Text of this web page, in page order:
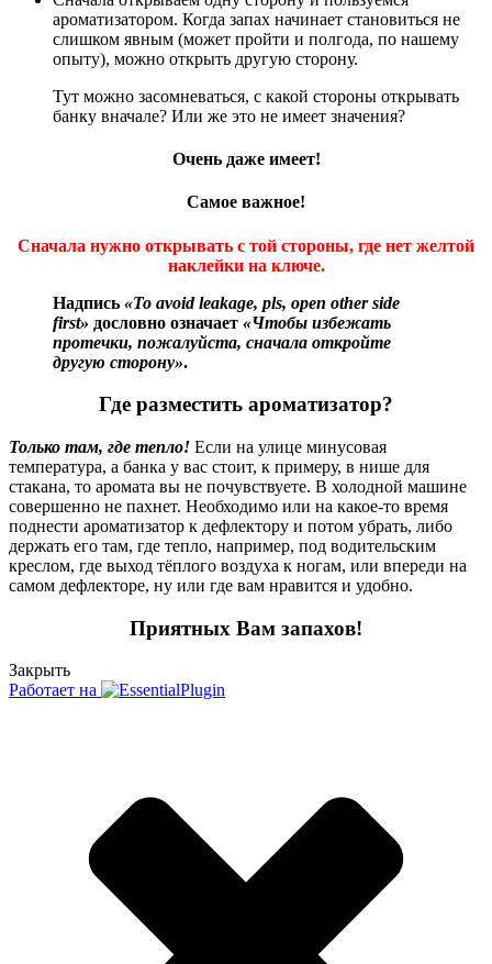
ароматизатором. Когда запах начинает становиться не
слишком явным (может пройти и полгода, по нашему
опыту), можно открыть другую сторону.
Тут можно засомневаться, с какой стороны открывать
банку вначале? Или же это не имеет значения?
Очень даже имеет!
Самое важное!
Сначала нужно открывать с той стороны, где нет желтой
наклейки на ключе.
Надпись «To avoid leakage, pls, open other side
first» дословно означает «Чтобы избежать
протечки, пожалуйста, сначала откройте
другую сторону».
Где разместить ароматизатор?
Только там, где тепло! Если на улице минусовая
температура, а банка у вас стоит, к примеру, в нише для
стакана, то аромата вы не почувствуете. В холодной машине
совершенно не пахнет. Необходимо или на какое-то время
поднести ароматизатор к дефлектору и потом убрать, либо
держать его там, где тепло, например, под водительским
креслом, где выход тёплого воздуха к ногам, или впереди на
самом дефлекторе, ну или где вам нравится и удобно.
Приятных Вам запахов!
Закрыть
Работает на